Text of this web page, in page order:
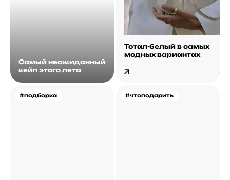
Самый неожиданный
кейп этого лета
Тотал-белый в самых
модных вариантах
#подборка #чтоподарить